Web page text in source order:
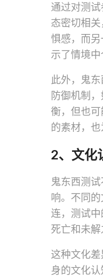
通过对测
态密切相
惧感，而
示了情境中
此外，鬼
防御机制
衡，但也
的素材，也
2、文化
鬼东西测
响。不同
连，测试
死亡和未
这种文化
身的文化